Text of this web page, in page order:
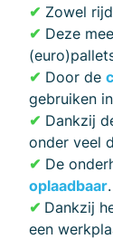
✔ Zowel
✔ Deze
✔ Door de
gebruiken
✔ Dankzij
onder veel
✔ De
oplaadbaar.
✔ Dankzij
een